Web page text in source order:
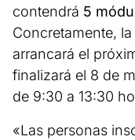
contendrá 5
Concretamente,
arrancará el
finalizará el 8 de
de 9:30 a 13:30
«Las personas